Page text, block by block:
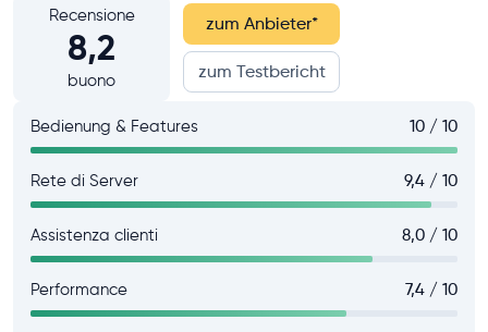
Recensione
8,2
buono
zum Anbieter*
zum Testbericht
Bedienung & Features 10 / 10
Rete di Server 9,4 / 10
Assistenza clienti 8,0 / 10
Performance 7,4 / 10